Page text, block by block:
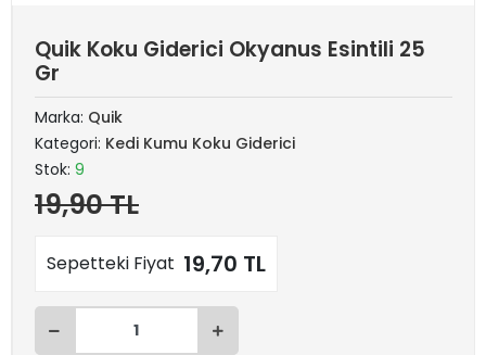
Quik Koku Giderici Okyanus Esintili 25
Gr
Marka: Quik
Kategori: Kedi Kumu Koku Giderici
Stok: 9
19,90 TL
Sepetteki Fiyat 19,70 TL